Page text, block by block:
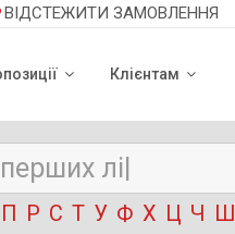
ВІДСТЕЖИТИ ЗАМОВЛЕННЯ
Клієнтам
П Р С Т У Ф Х Ц Ч Ш